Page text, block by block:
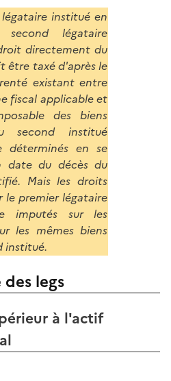
institué en
légataire
directement du
être taxé d'après le
existant entre
fiscal applicable et
des biens
second institué
déterminés en se
date du décès du
Mais les droits
le premier légataire
imputés sur les
les mêmes biens
institué.
des legs
à l'actif